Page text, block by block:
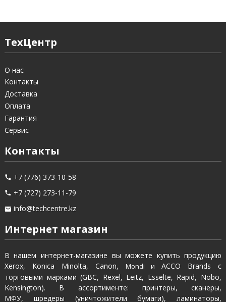
ТехЦентр
О нас
Контакты
Доставка
Оплата
Гарантия
Сервис
Контакты
+7 (776) 373-10-58
+7 (727) 273-11-79
info@techcentre.kz
Интернет магазин
В нашем интернет-магазине вы можете купить продукцию
Xerox, Konica Minolta, Canon, Mondi иACCO Brands с
торговыми марками (GBC, Rexel, Leitz, Esselte, Rapid, Nobo,
Kensington). В ассортименте: принтеры, сканеры,
МФУ, шредеры (уничтожители бумаги), ламинаторы,